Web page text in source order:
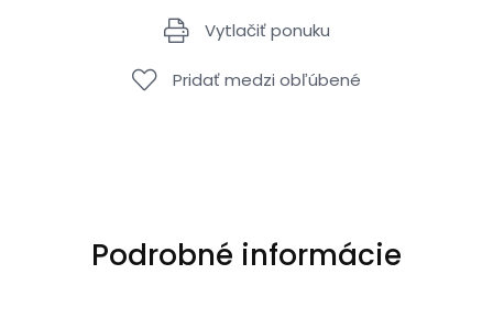
Vytlačiť ponuku
Pridať medzi obľúbené
Podrobné informácie